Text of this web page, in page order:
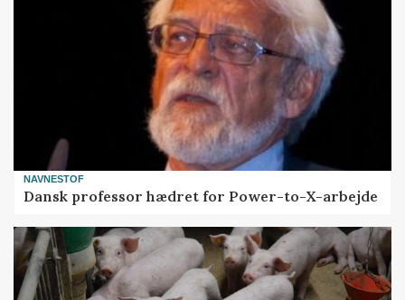
NAVNESTOF
Dansk professor hædret for Power-to-X-arbejde